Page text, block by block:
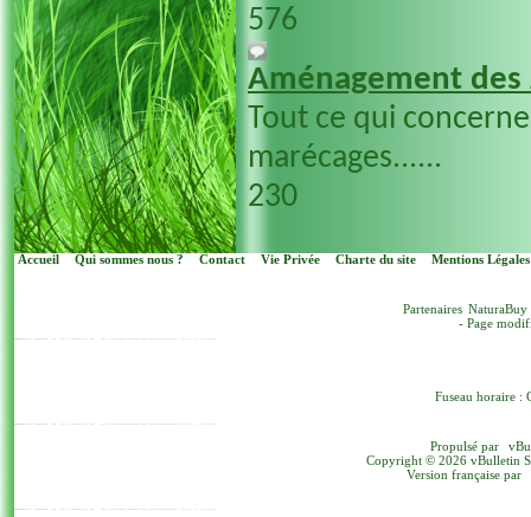
576
Aménagement des
Tout ce qui
marécages......
230
Accueil Qui sommes nous ? Contact Vie Privée Charte du site Mentions Légales
Partenaires NaturaBuy
- Page
Fuseau horaire :
Propulsé par
Copyright © 2026 vBulletin
Version française par